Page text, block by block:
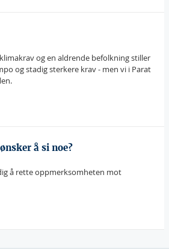
og en aldrende befolkning stiller
og stadig sterkere krav - men vi i Parat
å si noe?
å rette oppmerksomheten mot